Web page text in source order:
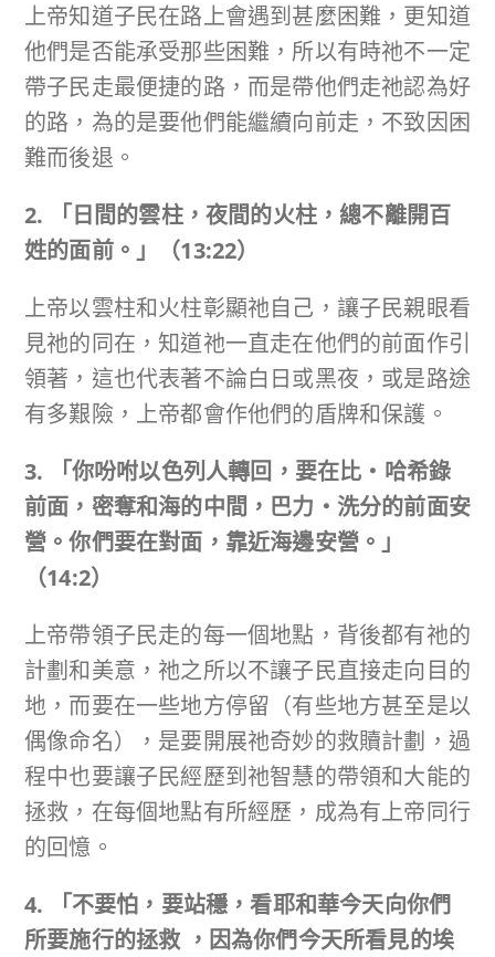
上帝知道子民在路上會遇到甚麼困難，更知道
他們是否能承受那些困難，所以有時祂不一定
帶子民走最便捷的路，而是帶他們走祂認為好
的路，為的是要他們能繼續向前走，不致因困
難而後退。
2. 「日間的雲柱，夜間的火柱，總不離開百
姓的面前。」
（13:22）
上帝以雲柱和火柱彰顯祂自己，讓子民親眼看
見祂的同在，知道祂一直走在他們的前面作引
領著，這也代表著不論白日或黑夜，或是路途
有多艱險，上帝都會作他們的盾牌和保護。
3. 「你吩咐以色列人轉回，要在比‧哈希錄
前面，密奪和海的中間，巴力‧洗分的前面安
營。你們要在對面，靠近海邊安營。」
（14:2）
上帝帶領子民走的每一個地點，背後都有祂的
計劃和美意，祂之所以不讓子民直接走向目的
地，而要在一些地方停留（有些地方甚至是以
偶像命名），是要開展祂奇妙的救贖計劃，過
程中也要讓子民經歷到祂智慧的帶領和大能的
拯救，在每個地點有所經歷，成為有上帝同行
的回憶。
4. 「不要怕，要站穩，看耶和華今天向你們
所要施行的拯救 ，因為你們今天所看見的埃